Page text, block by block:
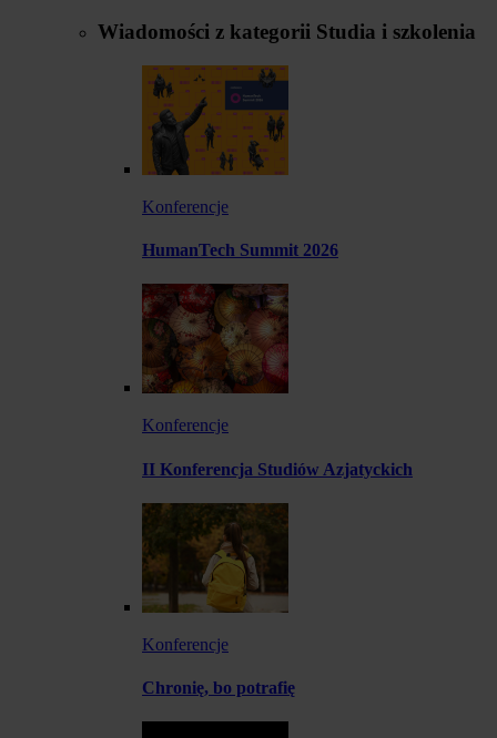
Wiadomości z kategorii Studia i szkolenia
Konferencje
HumanTech Summit 2026
Konferencje
II Konferencja Studiów Azjatyckich
Konferencje
Chronię, bo potrafię